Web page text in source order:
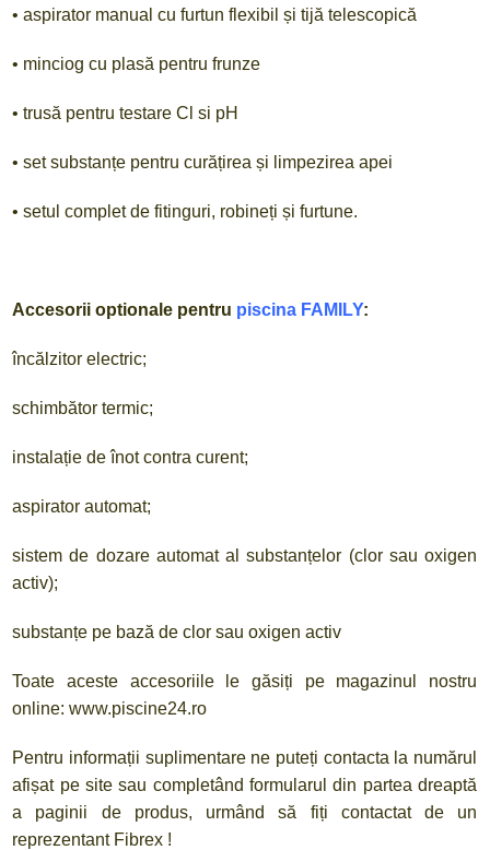
• aspirator manual cu furtun flexibil și tijă telescopică
• minciog cu plasă pentru frunze
• trusă pentru testare Cl si pH
• set substanțe pentru curățirea și limpezirea apei
• setul complet de fitinguri, robineți și furtune.
Accesorii optionale pentru piscina FAMILY:
încălzitor electric;
schimbător termic;
instalație de înot contra curent;
aspirator automat;
sistem de dozare automat al substanțelor (clor sau oxigen
activ);
substanțe pe bază de clor sau oxigen activ
Toate aceste accesoriile le găsiți pe magazinul nostru
online: www.piscine24.ro
Pentru informații suplimentare ne puteți contacta la numărul
afișat pe site sau completând formularul din partea dreaptă
a paginii de produs, urmând să fiți contactat de un
reprezentant Fibrex !